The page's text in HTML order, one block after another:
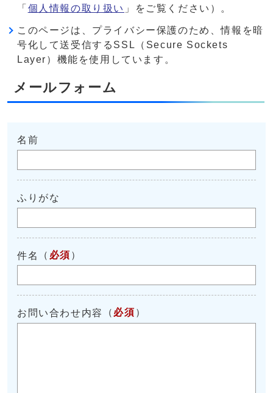
「 個人情報の取り扱い 」をご覧ください）。
このページは、プライバシー保護のため、情報を暗
号化して送受信するSSL（Secure Sockets
Layer）機能を使用しています。
メールフォーム
名前
ふりがな
件名 （ 必須 ）
お問い合わせ内容 （ 必須 ）